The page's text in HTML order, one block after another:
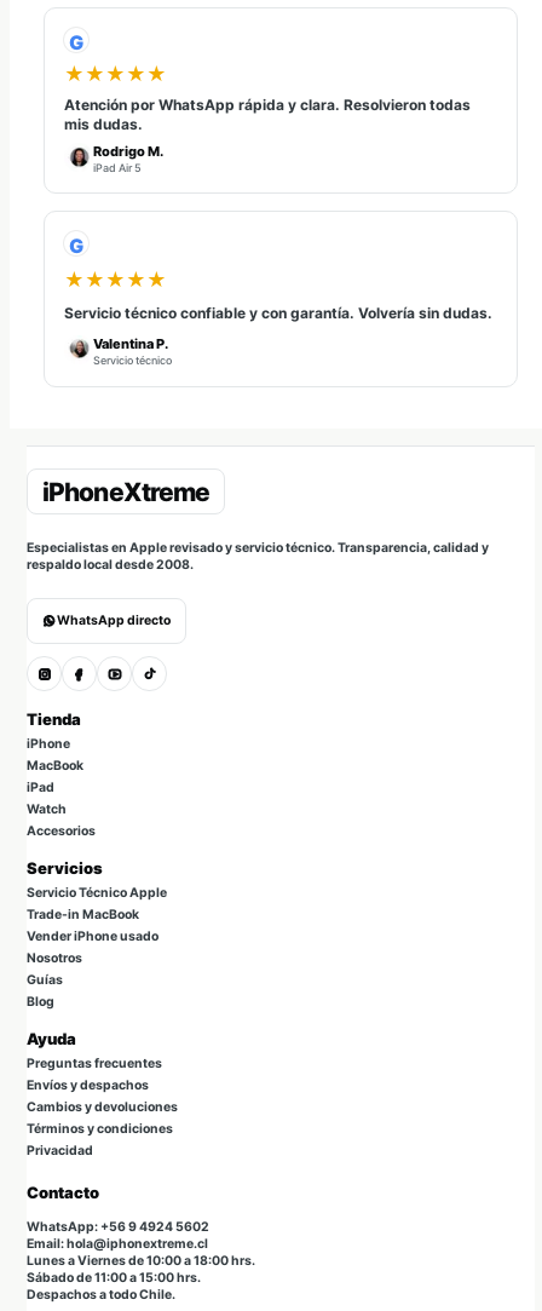
G
★★★★★
Atención por WhatsApp rápida y clara. Resolvieron todas
mis dudas.
Rodrigo M.
iPad Air 5
G
★★★★★
Servicio técnico confiable y con garantía. Volvería sin dudas.
Valentina P.
Servicio técnico
Especialistas en Apple revisado y servicio técnico. Transparencia, calidad y
respaldo local desde 2008.
WhatsApp directo
Tienda
iPhone
MacBook
iPad
Watch
Accesorios
Servicios
Servicio Técnico Apple
Trade-in MacBook
Vender iPhone usado
Nosotros
Guías
Blog
Ayuda
Preguntas frecuentes
Envíos y despachos
Cambios y devoluciones
Términos y condiciones
Privacidad
Contacto
WhatsApp: +56 9 4924 5602
Email: hola@iphonextreme.cl
Lunes a Viernes de 10:00 a 18:00 hrs.
Sábado de 11:00 a 15:00 hrs.
Despachos a todo Chile.